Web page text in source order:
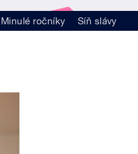
Minulé ročníky Síň slávy